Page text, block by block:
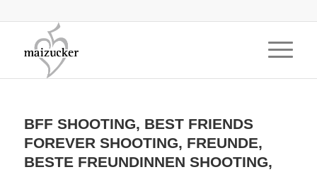
BFF SHOOTING, BEST FRIENDS
FOREVER SHOOTING, FREUNDE,
BESTE FREUNDINNEN SHOOTING,